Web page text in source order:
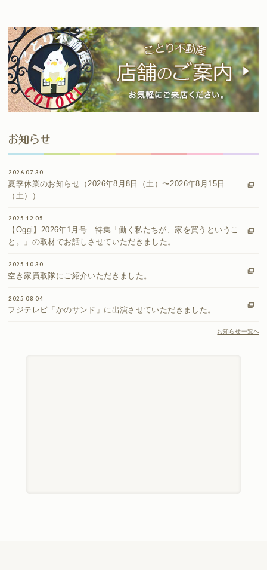
お知らせ
2026-07-30
夏季休業のお知らせ（2026年8月8日（土）〜2026年8月15日
（土））
2025-12-05
【Oggi】2026年1月号 特集「働く私たちが、家を買うというこ
と。」の取材でお話しさせていただきました。
2025-10-30
空き家買取隊にご紹介いただきました。
2025-08-04
フジテレビ「かのサンド」に出演させていただきました。
お知らせ一覧へ